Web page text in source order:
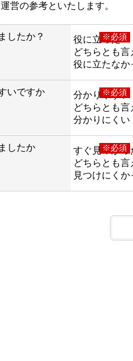
営の参考といたします。
したか？ ※必須
役に立った
どちらとも言
役に立たなか
いですか ※必須
分かりやすい
どちらとも言
分かりにくい
したか ※必須
すぐ見つかっ
どちらとも言
見つけにくか